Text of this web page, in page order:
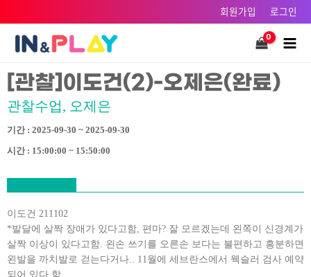
건너뛰기
회원가입 로그인
Main
[관찰]이도건(2)-오제은(완료)
관찰수업, 오제은
기간 : 2025-09-30 ~ 2025-09-30
시간 : 15:00:00 ~ 15:50:00
이도건 211102
*발달에 살짝 장애가 있다고함, 편마? 잘 모르겠는데 왼쪽이 신경계가
살짝 이상이 있다고함. 왼손 쓰기를 오른손 보다는 불편하고 흥분하면
왼발을 까치발로 걷는다거나.. 11월에 세브란스에서 웩슬러 검사 예약
되어 있다 함